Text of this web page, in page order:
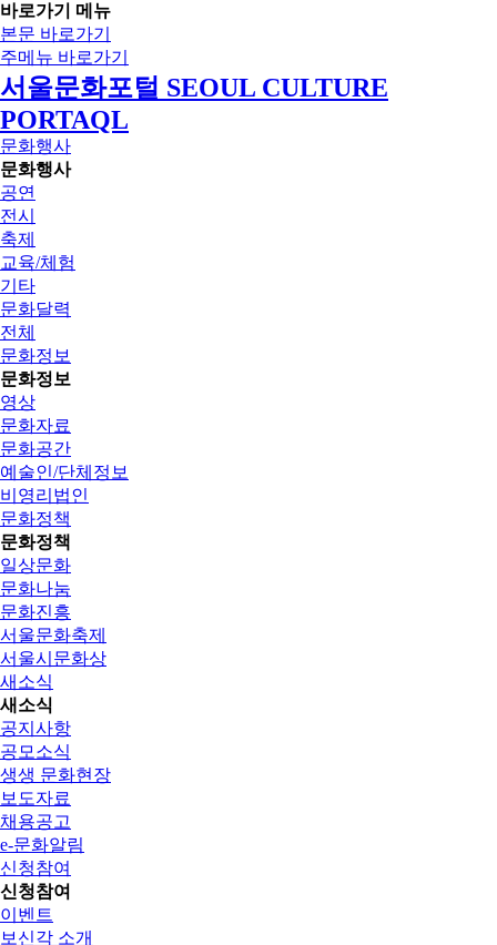
바로가기 메뉴
본문 바로가기
주메뉴 바로가기
서울문화포털 SEOUL CULTURE
PORTAQL
문화행사
문화행사
공연
전시
축제
교육/체험
기타
문화달력
전체
문화정보
문화정보
영상
문화자료
문화공간
예술인/단체정보
비영리법인
문화정책
문화정책
일상문화
문화나눔
문화진흥
서울문화축제
서울시문화상
새소식
새소식
공지사항
공모소식
생생 문화현장
보도자료
채용공고
e-문화알림
신청참여
신청참여
이벤트
보신각 소개